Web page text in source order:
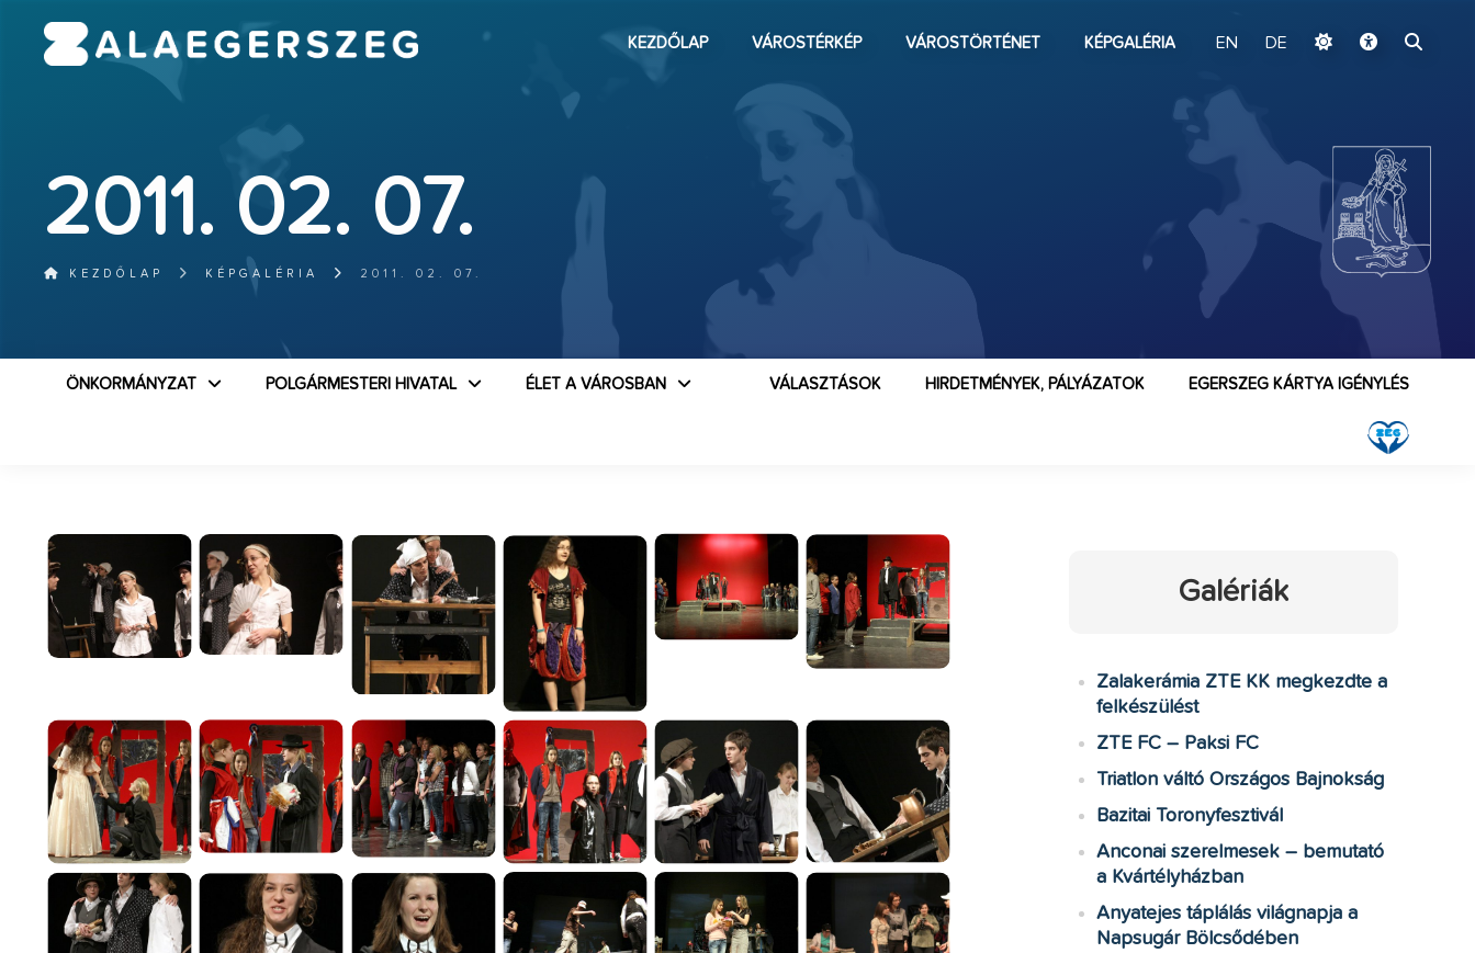
KEZDŐLAP VÁROSTÉRKÉP VÁROSTÖRTÉNET KÉPGALÉRIA EN DE
2011. 02. 07.
KEZDŐLAP KÉPGALÉRIA 2011. 02. 07.
ÖNKORMÁNYZAT POLGÁRMESTERI HIVATAL ÉLET A VÁROSBAN EGERSZEG KÁRTYA IGÉNYLÉS
HIRDETMÉNYEK, PÁLYÁZATOK
VÁLASZTÁSOK
Galériák
Zalakerámia ZTE KK megkezdte a
felkészülést
ZTE FC – Paksi FC
Triatlon váltó Országos Bajnokság
Bazitai Toronyfesztivál
Anconai szerelmesek – bemutató
a Kvártélyházban
Anyatejes táplálás világnapja a
Napsugár Bölcsődében